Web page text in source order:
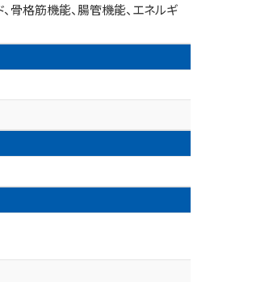
格筋機能、腸管機能、エネルギ